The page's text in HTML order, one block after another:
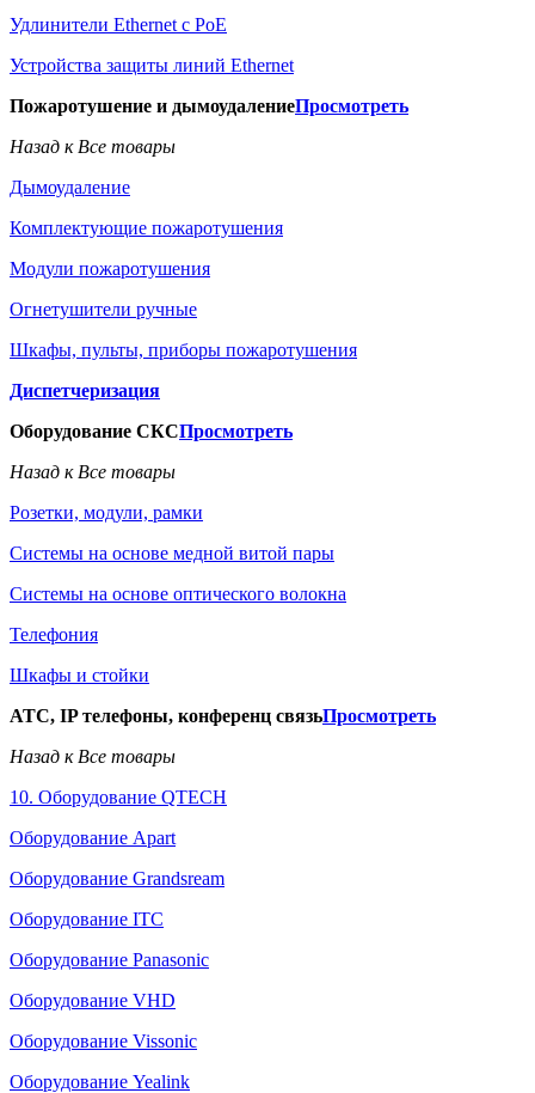
Удлинители Ethernet с PoE
Устройства защиты линий Ethernet
Пожаротушение и дымоудалениеПросмотреть
Назад к Все товары
Дымоудаление
Комплектующие пожаротушения
Модули пожаротушения
Огнетушители ручные
Шкафы, пульты, приборы пожаротушения
Диспетчеризация
Оборудование СКСПросмотреть
Назад к Все товары
Розетки, модули, рамки
Системы на основе медной витой пары
Системы на основе оптического волокна
Телефония
Шкафы и стойки
АТС, IP телефоны, конференц связьПросмотреть
Назад к Все товары
10. Оборудование QTECH
Оборудование Apart
Оборудование Grandsream
Оборудование ITC
Оборудование Panasonic
Оборудование VHD
Оборудование Vissonic
Оборудование Yealink